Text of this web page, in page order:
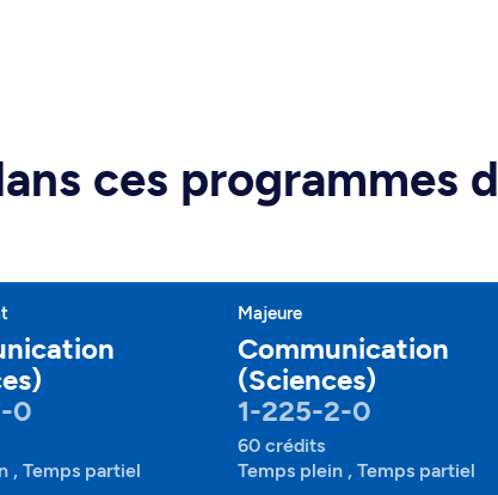
ces programmes
0
, Temps partiel
Majeure
Communication
(Sciences)
1-225-2-0
60 crédits
Temps plein , Temps partiel